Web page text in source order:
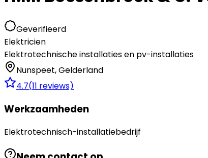
Geverifieerd
Elektricien
Elektrotechnische installaties en pv-installaties
Nunspeet,Gelderland
4.7(11 reviews)
Werkzaamheden
Elektrotechnisch-installatiebedrijf